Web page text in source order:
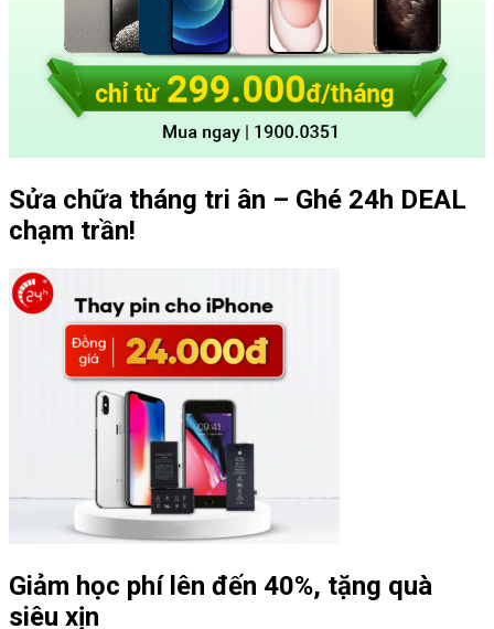
Sửa chữa tháng tri ân – Ghé 24h DEAL
chạm trần!
Giảm học phí lên đến 40%, tặng quà
siêu xịn